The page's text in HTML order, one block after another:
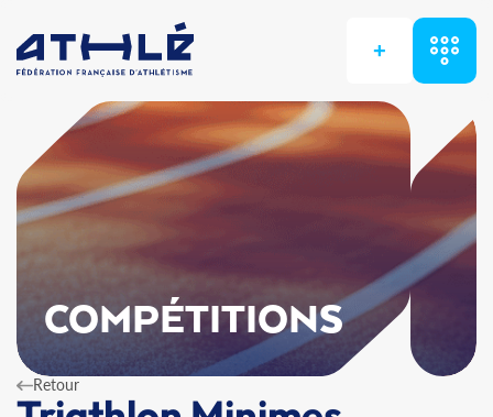
+
COMPÉTITIONS
Retour